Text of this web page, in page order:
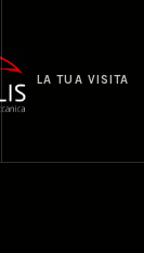
LA TUA VISITA